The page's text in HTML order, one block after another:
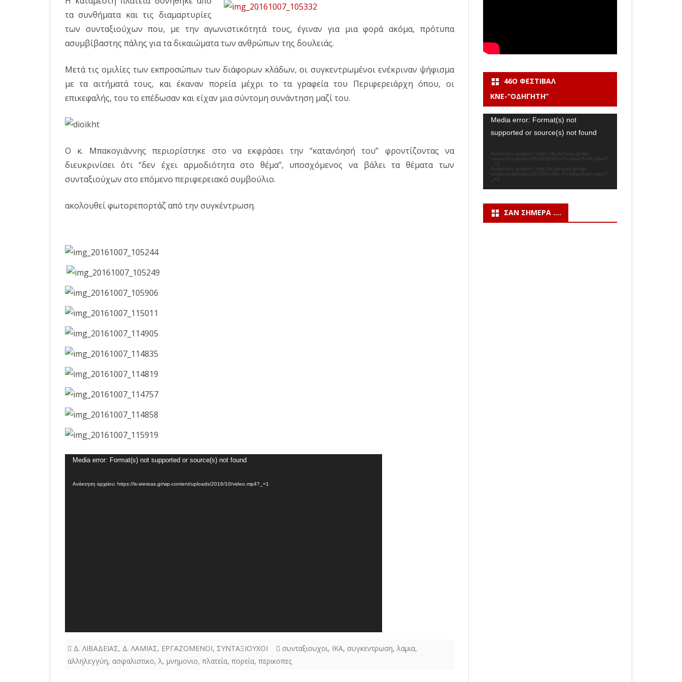
Δ. ΣΚΥΡΟΥ
Δ. ΜΩΛΟΥ-ΑΓ.ΚΩΝ/ΝΟΥ
Δ. ΣΤΥΛΙΔΑΣ
ΠΕΡΙΒΑΛΛΟΝ
ΕΠΙΣΤΗΜΗ
ΠΟΛΙΤΙΣΜΟΣ
ΑΘΛΗΤΙΣΜΟΣ
ΕΥΡΩΠΑΪΚΗ ΕΝΩΣΗ
τα συνθήματα και τις διαμαρτυρίες
των συνταξιούχων που, με την αγωνιστικότητά τους, έγιναν για μια φορά ακόμα, πρότυπα
ασυμβίβαστης πάλης για τα δικαιώματα των ανθρώπων της δουλειάς.
Μετά τις ομιλίες των εκπροσώπων των διάφορων κλάδων, οι συγκεντρωμένοι ενέκριναν ψήφισμα
με τα αιτήματά τους, και έκαναν πορεία μέχρι το τα γραφεία του Περιφερειάρχη όπου, οι
επικεφαλής, του το επέδωσαν και είχαν μια σύντομη συνάντηση μαζί του.
Ο κ. Μπακογιάννης περιορίστηκε στο να εκφράσει την “κατανόησή του” φροντίζοντας να
διευκρινίσει ότι “δεν έχει αρμοδιότητα στο θέμα”, υποσχόμενος να βάλει τα θέματα των
συνταξιούχων στο επόμενο περιφερειακό συμβούλιο.
ακολουθεί φωτορεπορτάζ από την συγκέντρωση.
Πρόγραμμα
Βίντεο
Media error: Format(s) not supported or source(s) not found
Ανάκτηση αρχείου: https://ls-stereas.gr/wp-content/uploads/2016/10/video.mp4?_=1
Δ. ΛΙΒΑΔΕΙΑΣ, Δ. ΛΑΜΙΑΣ, ΕΡΓΑΖΟΜΕΝΟΙ, ΣΥΝΤΑΞΙΟΥΧΟΙ συνταξιουχοι, ΙΚΑ, συγκεντρωση, λαμια,
αλληλεγγύη, ασφαλιστικο, λ, μνημονιο, πλατεία, πορεία, περικοπες
46Ο ΦΕΣΤΙΒΆΛ
ΚΝΕ-“ΟΔΗΓΗΤΗ”
Πρόγραμμα
Αναπαραγωγής
Βίντεο
Media error: Format(s) not
supported or source(s) not found
Ανάκτηση αρχείου: https://ls-stereas.gr/wp-
content/uploads/2020/08/46o-Festival-Anim.mp4?
_=2
Ανάκτηση αρχείου: http://ls-stereas.gr/wp-
content/uploads/2020/08/46o-Festival-Anim.mp4?
_=2
ΣΑΝ ΣΉΜΕΡΑ ….